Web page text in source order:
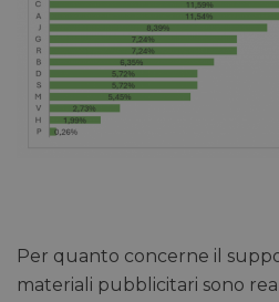
Per quanto concerne il
materiali pubblicitari sono